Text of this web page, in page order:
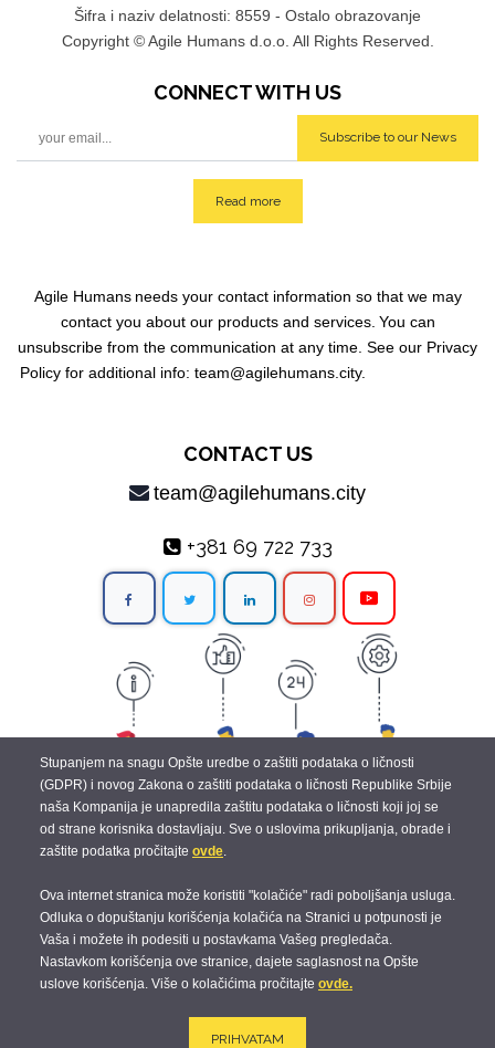
Stupanjem na snagu Opšte uredbe o zaštiti podataka o ličnosti
(GDPR) i novog Zakona o zaštiti podataka o ličnosti Republike Srbije
naša Kompanija je unapredila zaštitu podataka o ličnosti koji joj se
od strane korisnika dostavljaju. Sve o uslovima prikupljanja, obrade i
zaštite podatka pročitajte ovde.
Ova internet stranica može koristiti "kolačiće" radi poboljšanja usluga.
Odluka o dopuštanju korišćenja kolačića na Stranici u potpunosti je
Vaša i možete ih podesiti u postavkama Vašeg pregledača.
Nastavkom korišćenja ove stranice, dajete saglasnost na Opšte
uslove korišćenja. Više o kolačićima pročitajte ovde.
PRIHVATAM
Šifra i naziv delatnosti: 8559 - Ostalo obrazovanje
Copyright © Agile Humans d.o.o. All Rights Reserved.
CONNECT WITH US
Subscribe to our News
Read more
Agile Humans needs your contact information so that we may
contact you about our products and services. You can
unsubscribe from the communication at any time. See our Privacy
Policy for additional info: team@agilehumans.city.
CONTACT US
team@agilehumans.city
+381 69 722 733
© 2019 Agile Humans |Terms and Conditions|Data Protection|Cookies
+381 69 722 733Agile Humans d.o.o.
English